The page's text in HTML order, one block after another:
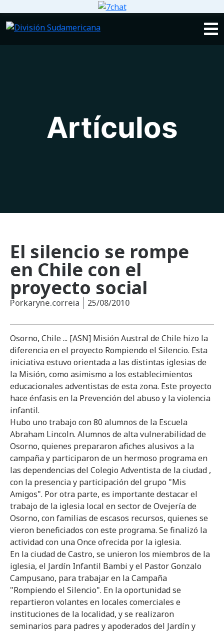
Artículos
El silencio se rompe
en Chile con el
proyecto social
Porkaryne.correia 25/08/2010
Osorno, Chile ... [ASN] Misión Austral de Chile hizo la
diferencia en el proyecto Rompiendo el Silencio. Esta
iniciativa estuvo orientada a las distintas iglesias de
la Misión, como asimismo a los establecimientos
educacionales adventistas de esta zona. Este proyecto
hace énfasis en la Prevención del abuso y la violencia
infantil.
Hubo uno trabajo con 80 alumnos de la Escuela
Abraham Lincoln. Alumnos de alta vulnerabilidad de
Osorno, quienes prepararon afiches alusivos a la
campaña y participaron de un hermoso programa en
las dependencias del Colegio Adventista de la ciudad ,
con la presencia y participación del grupo "Mis
Amigos". Por otra parte, es importante destacar el
trabajo de la iglesia local en sector de Ovejería de
Osorno, con familias de escasos recursos, quienes se
vieron beneficiados con este programa. Se finalizó la
actividad con una Once ofrecida por la iglesia.
En la ciudad de Castro, se unieron los miembros de la
iglesia, el Jardín Infantil Bambi y el Pastor Gonzalo
Campusano, para trabajar en la Campaña
"Rompiendo el Silencio". En la oportunidad se
repartieron volantes en locales comerciales e
instituciones de la localidad, y se realizaron
seminarios para padres y apoderados del Jardín y